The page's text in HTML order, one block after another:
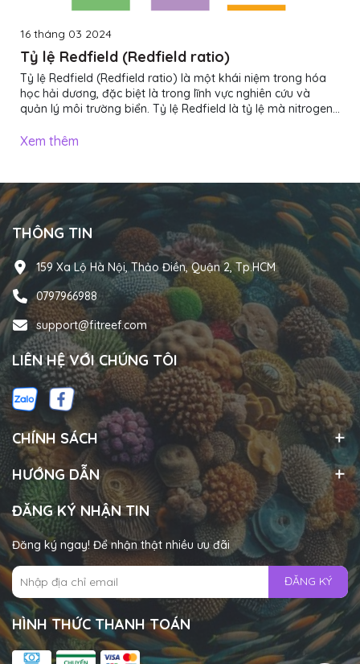
16 tháng 03 2024
Tỷ lệ Redfield (Redfield ratio)
Tỷ lệ Redfield (Redfield ratio) là một khái niệm trong hóa
học hải dương, đặc biệt là trong lĩnh vực nghiên cứu và
quản lý môi trường biển. Tỷ lệ Redfield là tỷ lệ mà nitrogen
chất hữu cơ của các sinh vật biển, như tảo và thực vật biển,
nguyên tử carbon (C) cho mỗi 16 nguyên tử nitrogen (N) và 1
nguyên tử phosphorus (P)....
Xem thêm
THÔNG TIN
159 Xa Lộ Hà Nội, Thảo Điền, Quận 2, Tp.HCM
0797966988
support@fitreef.com
LIÊN HỆ VỚI CHÚNG TÔI
CHÍNH SÁCH
HƯỚNG DẪN
ĐĂNG KÝ NHẬN TIN
Đăng ký ngay! Để nhận thật nhiều ưu đãi
ĐĂNG KÝ
HÌNH THỨC THANH TOÁN